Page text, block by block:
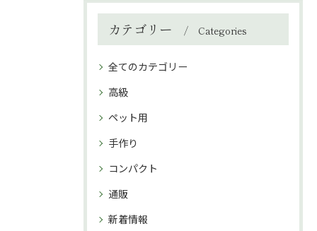
カテゴリー Categories
全てのカテゴリー
高級
ペット用
手作り
コンパクト
通販
新着情報